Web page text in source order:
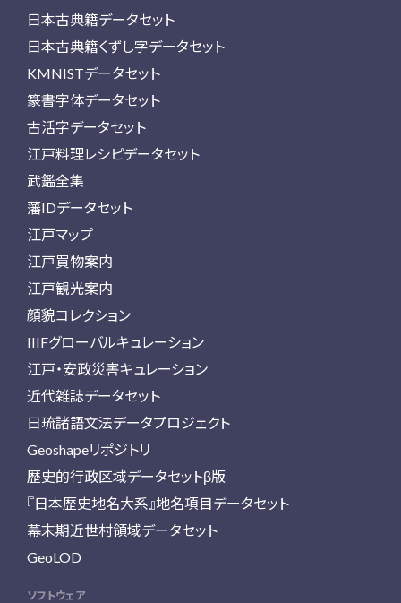
日本古典籍データセット
日本古典籍くずし字データセット
KMNISTデータセット
篆書字体データセット
古活字データセット
江戸料理レシピデータセット
武鑑全集
藩IDデータセット
江戸マップ
江戸買物案内
江戸観光案内
顔貌コレクション
IIIFグローバルキュレーション
江戸・安政災害キュレーション
近代雑誌データセット
日琉諸語文法データプロジェクト
Geoshapeリポジトリ
歴史的行政区域データセットβ版
『日本歴史地名大系』地名項目データセット
幕末期近世村領域データセット
GeoLOD
ソフトウェア